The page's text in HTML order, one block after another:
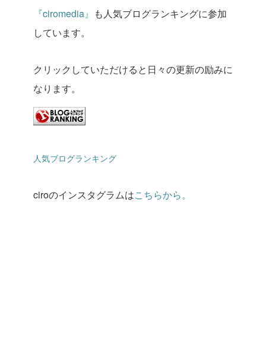
『ciromedia』 も人気ブログランキングに参加
しています。
クリックしていただけると日々の更新の励みに
なります。
人気ブログランキング
ciroのインスタグラムはこちらから。